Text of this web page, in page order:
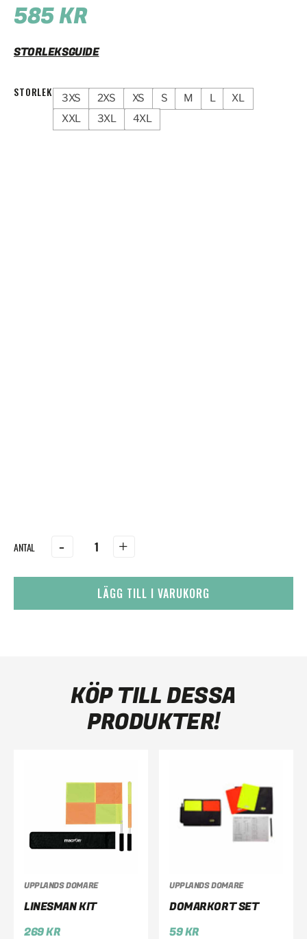
585KR
STORLEKSGUIDE
STORLEK 3XS 2XS XS S M L
XL
XXL
3XL 4XL
- +
LÄGG TILL I VARUKORG
KÖP TILL DESSA
PRODUKTER!
UPPLANDS DOMARE
LINESMAN KIT
269KR
UPPLANDS DOMARE
DOMARKORT SET
59KR